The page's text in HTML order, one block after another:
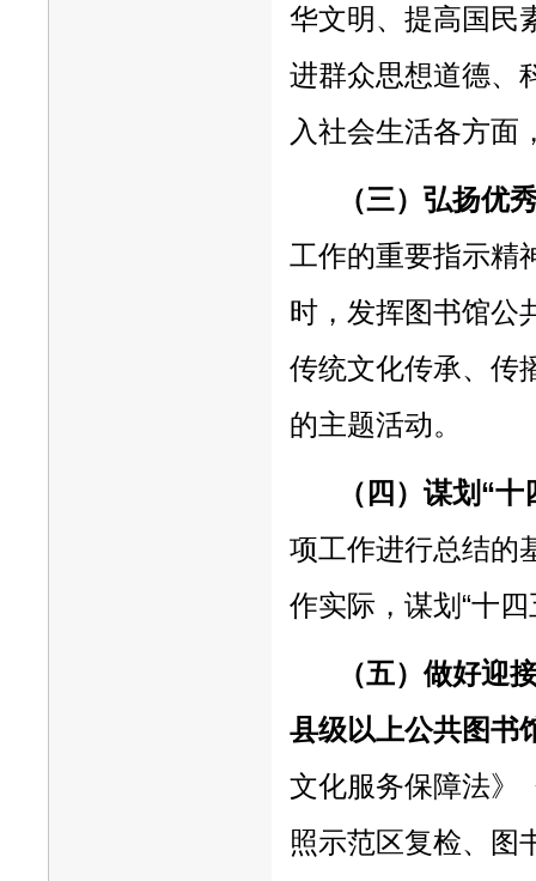
华文明、提高国民
进群众思想道德、
入社会生活各方面
（三）弘扬优
工作的重要指示精
时，发挥图书馆公
传统文化传承、传
的主题活动。
（四）谋划“
项工作进行总结的
作实际，谋划“十
（五）做好迎
县级以上公共图书
文化服务保障法》
照示范区复检、图